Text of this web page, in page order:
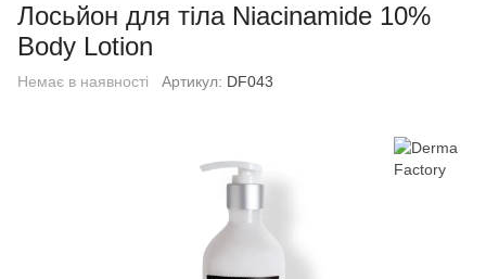
Лосьйон для тіла Niacinamide 10%
Body Lotion
Немає в наявності Артикул: DF043